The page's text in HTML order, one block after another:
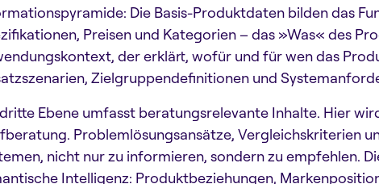
Die Basis-Produktdaten bilden das
Preisen und Kategorien – das »Was« des
der erklärt, wofür und für wen das
Zielgruppendefinitionen und
Ebene umfasst beratungsrelevante Inhalte. Hier
Problemlösungsansätze, Vergleichskriterien
nicht nur zu informieren, sondern zu empfehlen.
Intelligenz: Produktbeziehungen,